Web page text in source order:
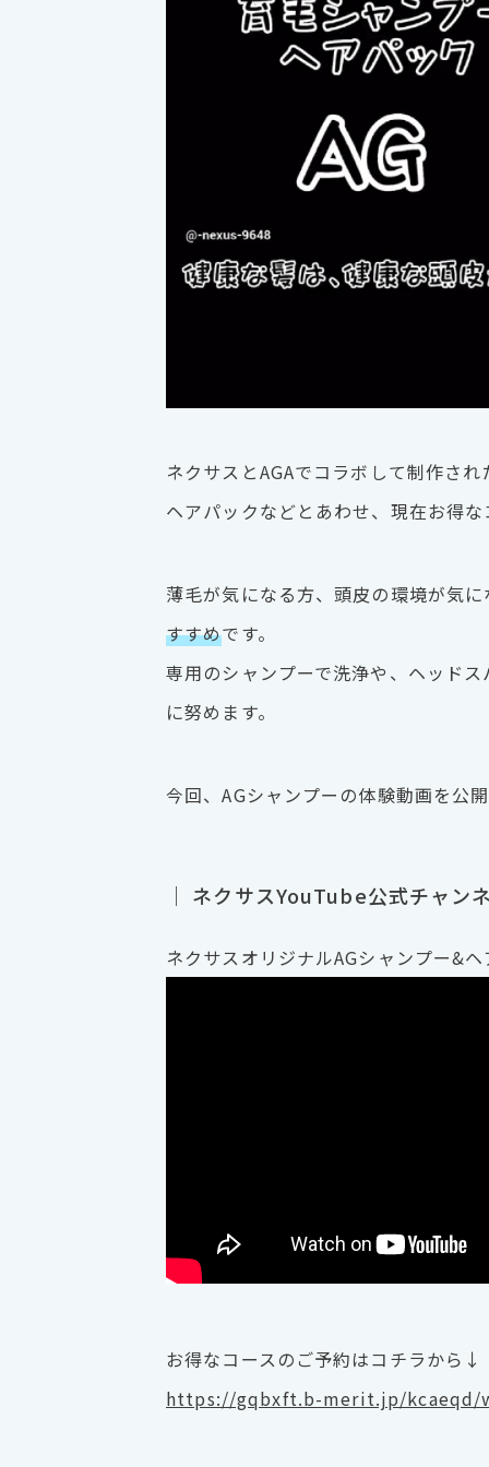
ネクサスとAGAでコラボして制作さ
ヘアパックなどとあわせ、現在お得
薄毛が気になる方、頭皮の環境が気
すすめです。
専用のシャンプーで洗浄や、ヘッド
に努めます。
今回、AGシャンプーの体験動画を公
｜ ネクサスYouTube公式チャン
ネクサスオリジナルAGシャンプー
お得なコースのご予約はコチラから↓
https://gqbxft.b-merit.jp/kcaeqd/